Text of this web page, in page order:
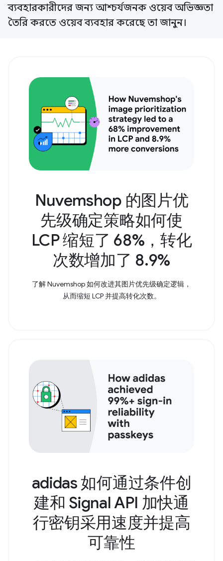
ব্যবহারকারীদের জন্য আশ্চর্যজনক ওয়েব অভিজ্ঞতা
তৈরি করতে ওয়েব ব্যবহার করেছে তা জানুন।
Nuvemshop 的图片优
先级确定策略如何使
LCP 缩短了 68%，转化
次数增加了 8.9%
了解 Nuvemshop 如何改进其图片优先级确定逻辑，
从而缩短 LCP 并提高转化次数。
adidas 如何通过条件创
建和 Signal API 加快通
行密钥采用速度并提高
可靠性